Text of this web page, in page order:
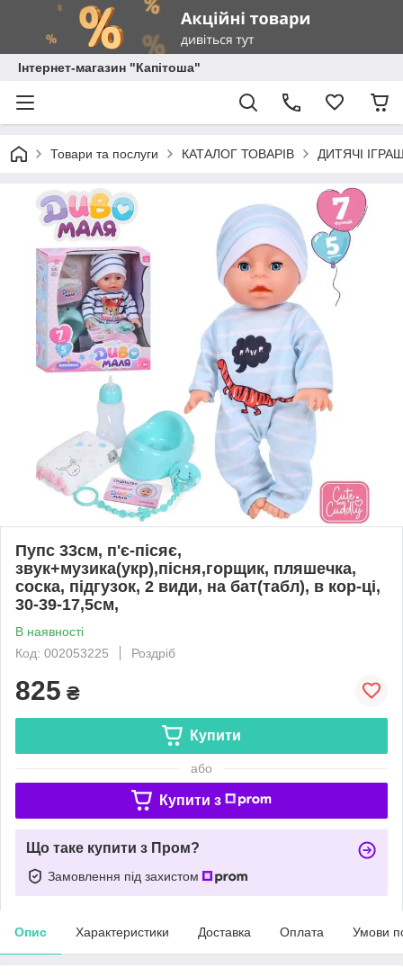
Інтернет-магазин "Капітоша"
Товари та послуги КАТАЛОГ ТОВАРІВ ДИТЯЧІ
Пупс 33см, п'є-пісяє,
звук+музика(укр),пісня,горщик, пляшечка,
соска, підгузок, 2 види, на бат(табл), в кор-ці,
30-39-17,5см,
В наявності
Код: 002053225
Роздріб
825 ₴
Купити
або
Купити з
Що таке купити з Пром?
Замовлення під захистом
Опис Характеристики Доставка Оплата Умови